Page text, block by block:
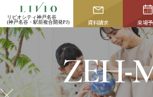
リビオシティ神戸名谷
(神戸名谷・駅前複合開発PJ)
資料請求 来場
リビオシティ神戸名谷
(神戸名谷・駅前複合開発PJ)
資料請求 来場
TOP
トップ
CONCEPT
コンセプト
ACCESS
アクセス
LOCATION
ロケーショ
リビオシティ神戸名谷
(神戸名谷・駅前複合開発PJ)
ZEH-